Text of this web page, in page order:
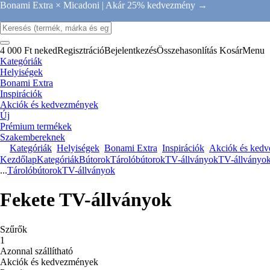
Bonami Extra × Micadoni | Akár 25% kedvezmény →
4 000 Ft nekedRegisztrációBejelentkezésÖsszehasonlítás KosárMenu
Kategóriák
Helyiségek
Bonami Extra
Inspirációk
Akciók és kedvezmények
Új
Prémium termékek
Szakembereknek
Kategóriák Helyiségek Bonami Extra Inspirációk Akciók és
KezdőlapKategóriákBútorokTárolóbútorokTV-állványokTV-
...TárolóbútorokTV-állványok
Fekete TV-állványok
Szűrők
1
Azonnal szállítható
Akciók és kedvezmények